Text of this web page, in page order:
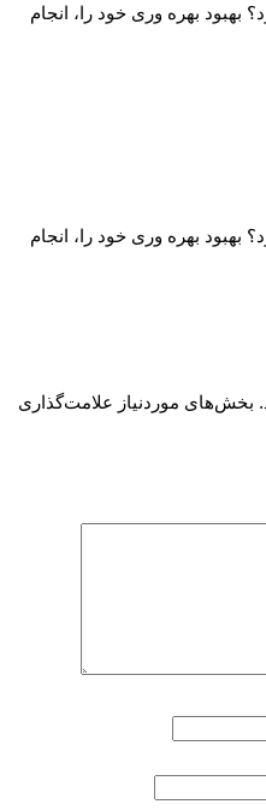
بهره وری خود را، انجام
بهره وری خود را، انجام
بخش‌های موردنیاز علامت‌گذاری